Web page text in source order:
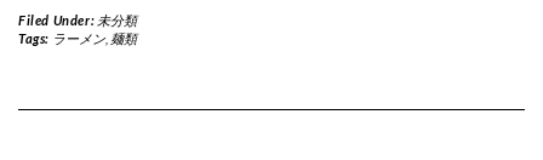
Filed Under: 未分類
Tags: ラーメン, 麺類